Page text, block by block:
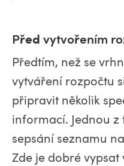
Před vytvořením
Předtím, než se
vytváření rozpočtu
připravit několik
informací. Jednou
sepsání seznamu
Zde je dobré